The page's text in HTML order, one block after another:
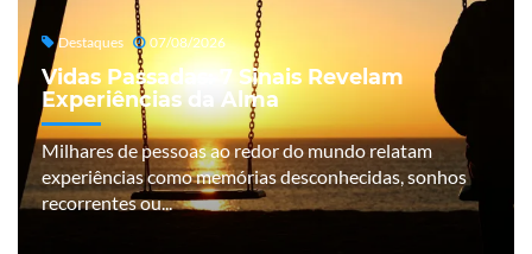
Destaques 07/08/2026
Vidas Passadas: 7 Sinais Revelam
Experiências da Alma
Milhares de pessoas ao redor do mundo relatam
experiências como memórias desconhecidas, sonhos
recorrentes ou...